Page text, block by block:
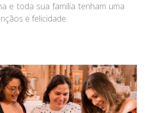
e toda sua família tenham uma
e felicidade.